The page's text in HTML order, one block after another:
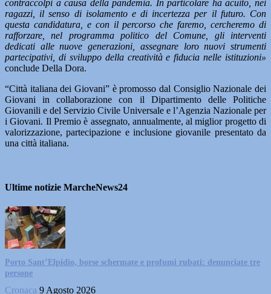
contraccolpi a causa della pandemia. In particolare ha acuito, nei
ragazzi, il senso di isolamento e di incertezza per il futuro. Con
questa candidatura, e con il percorso che faremo, cercheremo di
rafforzare, nel programma politico del Comune, gli interventi
dedicati alle nuove generazioni, assegnare loro nuovi strumenti
partecipativi, di sviluppo della creatività e fiducia nelle istituzioni»
conclude Della Dora.
“Città italiana dei Giovani” è promosso dal Consiglio Nazionale dei
Giovani in collaborazione con il Dipartimento delle Politiche
Giovanili e del Servizio Civile Universale e l’Agenzia Nazionale per
i Giovani. Il Premio è assegnato, annualmente, al miglior progetto di
valorizzazione, partecipazione e inclusione giovanile presentato da
una città italiana.
Ultime notizie MarcheNews24
Porto Sant’Elpidio, borse schermate e profumi rubati: denunciate tre
persone
Cronaca 9 Agosto 2026